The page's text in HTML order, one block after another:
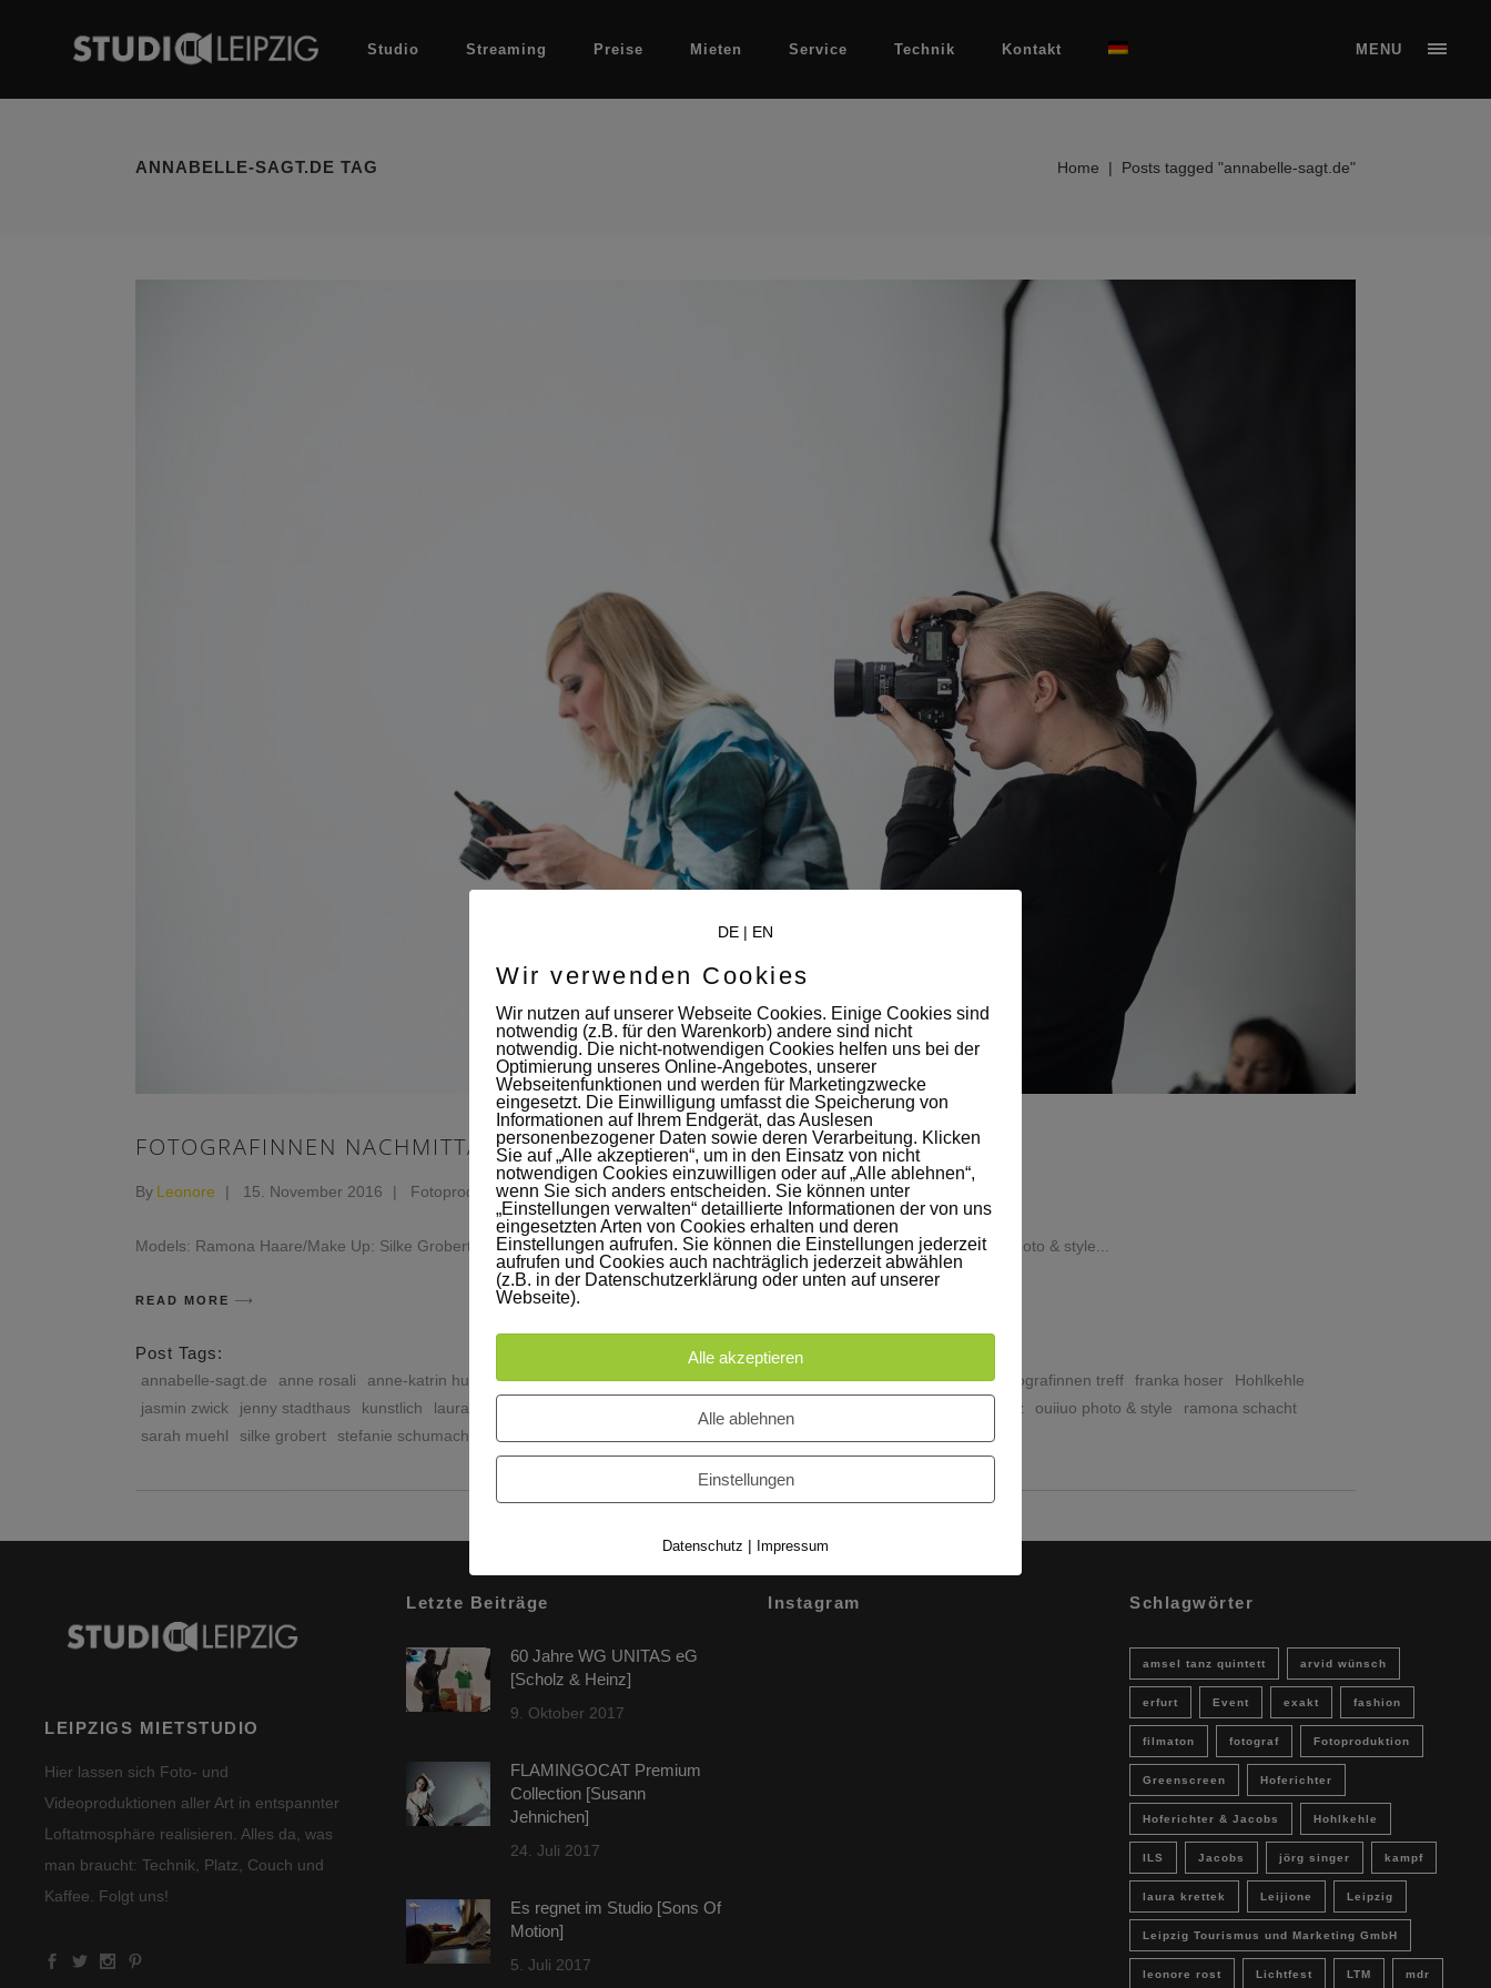
Studio Streaming Preise Mieten Service Technik Kontakt MENU
ANNABELLE-SAGT.DE TAG Home | Posts tagged "annabelle-sagt.de"
FOTOGRAFINNEN NACHMITTAG
By Leonore 15. November 2016 Fotoproduktion,Studionews
Models: Ramona Haare/Make Up: Silke Grobert Modedesign: Laura Krettek Organisation: Leonore Rost Making Ofs: ouiiuo photo & style
READ MORE
Post Tags:
annabelle-sagt.de anne rosali anne-katrin hutschenreuter bloggerin fashion fotografinnen fotografinnen nachmittag fotografinnen treff franka hoser
Hohlkehle
jasmin zwick
jenny stadthaus kunstlich laura krettek mona lutz ouiiuo photo & style
ramona schacht
sarah muehl
silke grobert stefanie schumacher Studio Leipzig
LEIPZIGS MIETSTUDIO
Hier lassen sich Foto- und
Videoproduktionen aller Art in entspannter
Loftatmosphäre realisieren. Alles da, was
man braucht: Technik, Platz, Couch und
Kaffee. Folgt uns!
Letzte Beiträge
60 Jahre WG UNITAS eG
[Scholz & Heinz]
9. Oktober 2017
FLAMINGOCAT Premium
Collection [Susann
Jehnichen]
24. Juli 2017
Es regnet im Studio [Sons Of
Motion]
5. Juli 2017
Instagram Schlagwörter
amsel tanz quintett arvid wünsch
erfurt Event exakt fashion
filmaton fotograf Fotoproduktion
Greenscreen Hoferichter
Hoferichter & Jacobs Hohlkehle
ILS Jacobs jörg singer kampf
laura krettek Leijione Leipzig
Leipzig Tourismus und Marketing GmbH
leonore rost Lichtfest LTM mdr
DE | EN
Wir verwenden Cookies
Wir nutzen auf unserer Webseite Cookies. Einige Cookies sind
notwendig (z.B. für den Warenkorb) andere sind nicht
notwendig. Die nicht-notwendigen Cookies helfen uns bei der
Optimierung unseres Online-Angebotes, unserer
Webseitenfunktionen und werden für Marketingzwecke
eingesetzt. Die Einwilligung umfasst die Speicherung von
Informationen auf Ihrem Endgerät, das Auslesen
personenbezogener Daten sowie deren Verarbeitung. Klicken
Sie auf „Alle akzeptieren“, um in den Einsatz von nicht
notwendigen Cookies einzuwilligen oder auf „Alle ablehnen“,
wenn Sie sich anders entscheiden. Sie können unter
„Einstellungen verwalten“ detaillierte Informationen der von uns
eingesetzten Arten von Cookies erhalten und deren
Einstellungen aufrufen. Sie können die Einstellungen jederzeit
aufrufen und Cookies auch nachträglich jederzeit abwählen
(z.B. in der Datenschutzerklärung oder unten auf unserer
Webseite).
Alle akzeptieren
Alle ablehnen
Einstellungen
Datenschutz | Impressum